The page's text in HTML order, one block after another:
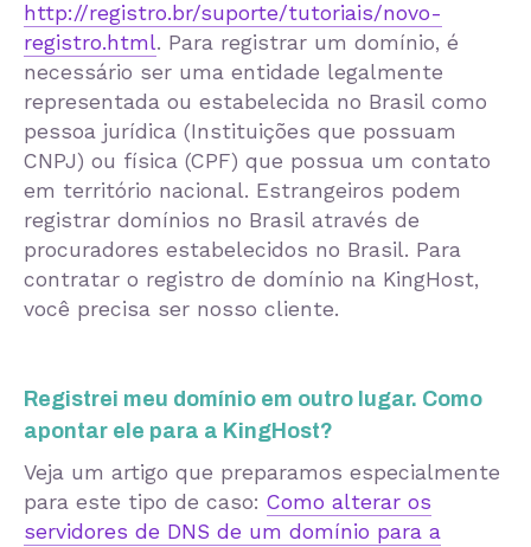
http://registro.br/suporte/tutoriais/novo-
registro.html. Para registrar um domínio, é
necessário ser uma entidade legalmente
representada ou estabelecida no Brasil como
pessoa jurídica (Instituições que possuam
CNPJ) ou física (CPF) que possua um contato
em território nacional. Estrangeiros podem
registrar domínios no Brasil através de
procuradores estabelecidos no Brasil. Para
contratar o registro de domínio na KingHost,
você precisa ser nosso cliente.
Registrei meu domínio em outro lugar. Como
apontar ele para a KingHost?
Veja um artigo que preparamos especialmente
para este tipo de caso: Como alterar os
servidores de DNS de um domínio para a